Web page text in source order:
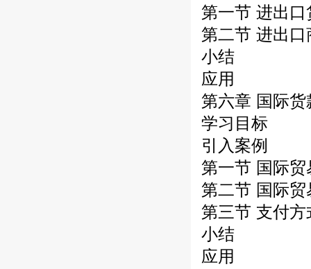
第一节 进出
第二节 进出
小结
应用
第六章 国际货
学习目标
引入案例
第一节 国际
第二节 国际
第三节 支付
小结
应用